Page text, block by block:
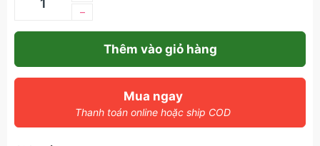
–
Thêm vào giỏ hàng
Mua ngay
Thanh toán online hoặc ship COD